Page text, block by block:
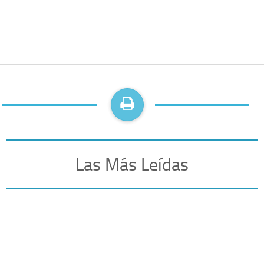
Las Más Leídas